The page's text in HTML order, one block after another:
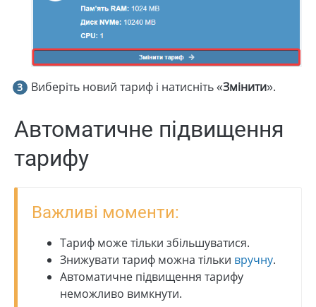
Виберіть новий тариф і натисніть «Змінити».
Автоматичне підвищення
тарифу
Важливі моменти:
Тариф може тільки збільшуватися.
Знижувати тариф можна тільки вручну.
Автоматичне підвищення тарифу
неможливо вимкнути.